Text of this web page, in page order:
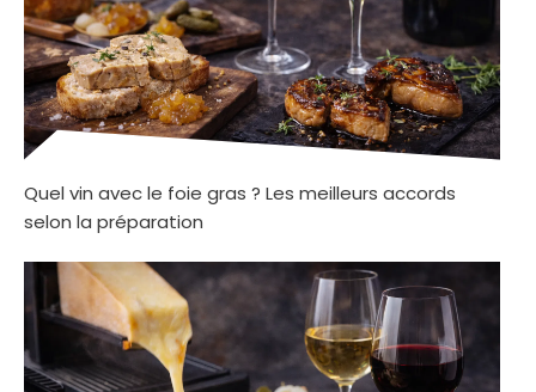
Quel vin avec le foie gras ? Les meilleurs accords
selon la préparation